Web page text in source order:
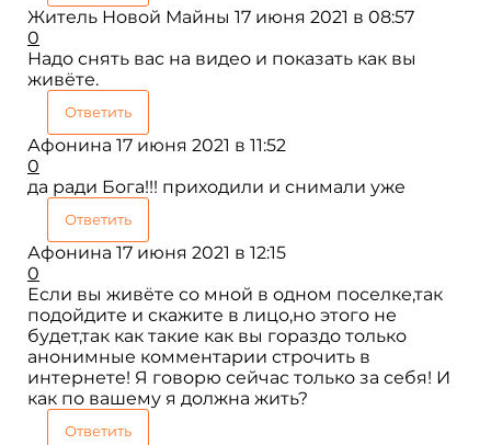
Житель Новой Майны 17 июня 2021 в 08:57
0
Надо снять вас на видео и показать как вы
живёте.
Ответить
Афонина 17 июня 2021 в 11:52
0
да ради Бога!!! приходили и снимали уже
Ответить
Афонина 17 июня 2021 в 12:15
0
Если вы живёте со мной в одном поселке,так
подойдите и скажите в лицо,но этого не
будет,так как такие как вы гораздо только
анонимные комментарии строчить в
интернете! Я говорю сейчас только за себя! И
как по вашему я должна жить?
Ответить